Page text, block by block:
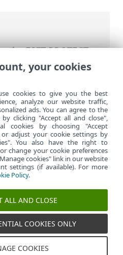
>ESET PROTECT
sustava ESET
ESET PROTECT On-
> Upravljačka ploča
površinu
your cookies
cookies to give you the best
analyze our website traffic,
ads. You can agree to the
clicking "Accept all and close",
cookies by choosing "Accept
or adjust your cookie settings by
You also have the right to
change your cookie preferences
cookies" link in our website
settings (if available). For more
Policy.
ALL AND CLOSE
COOKIES ONLY
COOKIES